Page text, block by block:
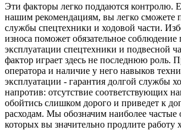
Эти факторы легко поддаются контролю.
нашим рекомендациям, вы легко сможете
службы спецтехники и ходовой части.
износа поможет обязательное соблюдение
эксплуатации спецтехники и подвесной
фактор играет здесь не последнюю роль.
оператора и наличие у него навыков
эксплуатации - гарантия долгой службы
напротив: отсутствие соответствующих
обойтись слишком дорого и приведет к
расходам. Мы обозначим наиболее
которых вы значительно продлите работу